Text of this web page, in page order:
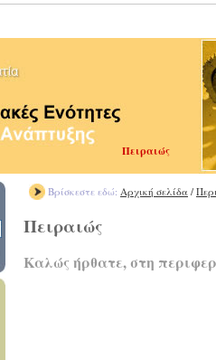
Πειραιώς
Βρίσκεστε εδώ: Αρχική σελίδα /
Πειραιώς
Καλώς ήρθατε, στη